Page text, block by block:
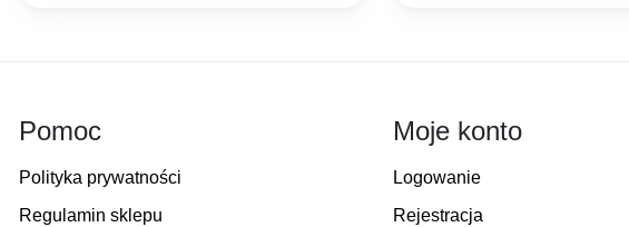
Pomoc
Polityka prywatności
Regulamin sklepu
Moje konto
Logowanie
Rejestracja